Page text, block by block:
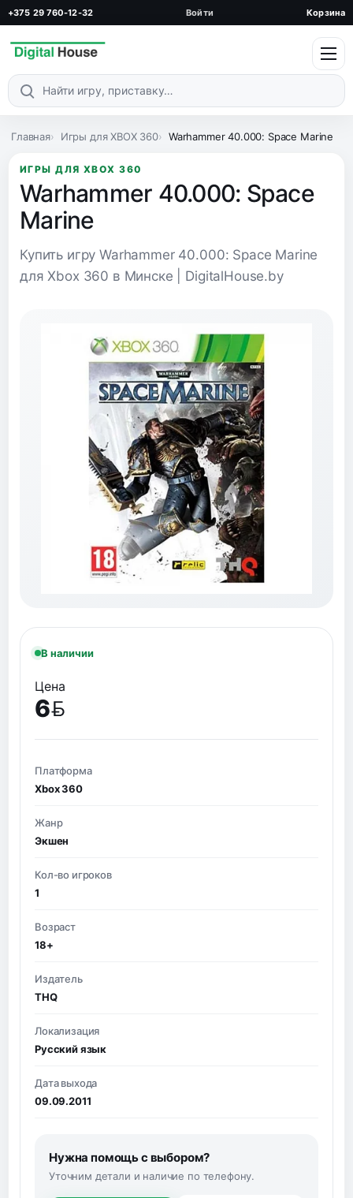
+375 29 760-12-32 Войти Корзина
Поиск по каталогу
Главная Игры для XBOX 360 Warhammer 40.000: Space Marine
ИГРЫ ДЛЯ XBOX 360
Warhammer 40.000: Space
Marine
Купить игру Warhammer 40.000: Space Marine
для Xbox 360 в Минске | DigitalHouse.by
В наличии
Цена
6
BYN
Платформа
Xbox 360
Жанр
Экшен
Кол-во игроков
1
Возраст
18+
Издатель
THQ
Локализация
Русский язык
Дата выхода
09.09.2011
Нужна помощь с выбором?
Уточним детали и наличие по телефону.